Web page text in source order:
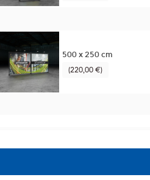
500 x 250 cm
(220,00 €)